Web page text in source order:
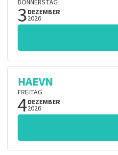
DONNERSTAG
3DEZEMBER
2026
HAEVN
FREITAG
4DEZEMBER
2026